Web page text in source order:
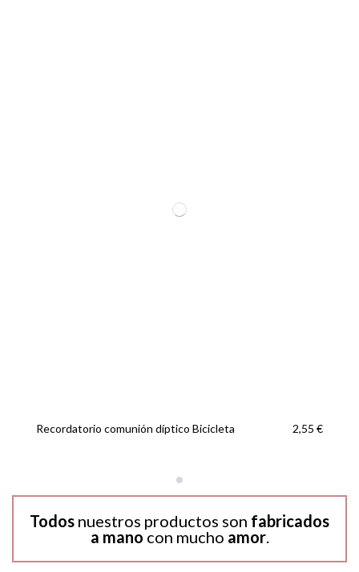
Recordatorio comunión díptico Bicicleta 2,55 €
Todos nuestros productos son fabricados
a mano con mucho amor.